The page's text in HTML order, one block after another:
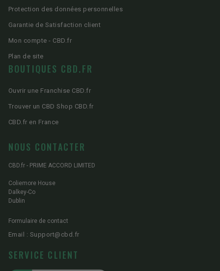
Protection des données personnelles
Garantie de Satisfaction client
Mon compte - CBD.fr
Plan de site
BOUTIQUES CBD.FR
Ouvrir une Franchise CBD.fr
Trouver un CBD Shop CBD.fr
CBD.fr en France
NOUS CONTACTER
CBD.fr - PRIME ACCORD LIMITED
Coliemore House
Dalkey-Co
Dublin
Formulaire de contact
Email : Support@cbd.fr
SERVICE CLIENT